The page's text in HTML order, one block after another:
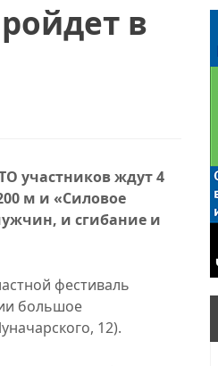
в
участников ждут 4
м и «Силовое
и сгибание и
фестиваль
большое
12).